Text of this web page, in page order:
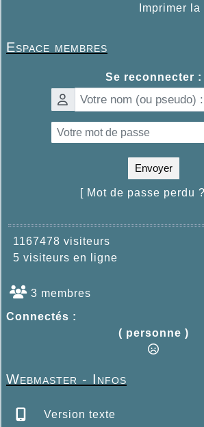
Imprimer la
Espace membres
Se reconnecter :
Envoyer
[ Mot de passe perdu ?
1167478 visiteurs
5 visiteurs en ligne
3 membres
Connectés :
( personne )
Webmaster - Infos
Version texte